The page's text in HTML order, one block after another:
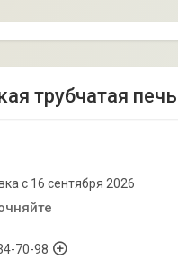
трубчатая
с 16 сентября 2026
70-98